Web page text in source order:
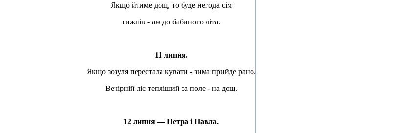
Якщо йтиме дощ, то буде негода сім
тижнів - аж до бабиного літа.
11 липня.
Якщо зозуля перестала кувати - зима прийде рано.
Вечірній ліс тепліший за поле - на дощ.
12 липня — Петра і Павла.